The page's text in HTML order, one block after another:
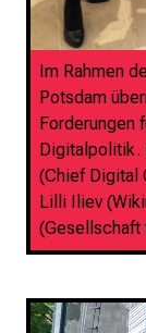
Im Rahmen
Potsdam
Forderungen
Digitalpolitik.
(Chief Digital
Lilli Iliev
(Gesellschaft